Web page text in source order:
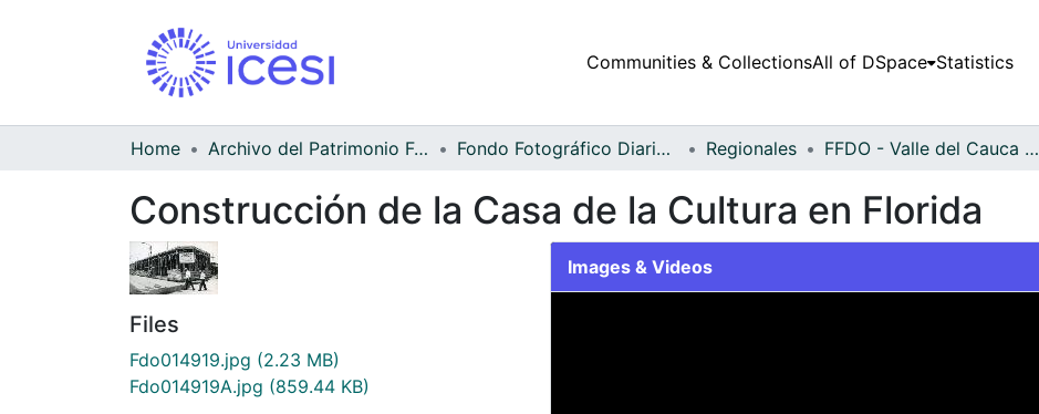
Communities & CollectionsAll of DSpace Statistics
Home Archivo del Patrimonio Fotográfico y Fílmico del Valle del Cauca Fondo Fotográfico Diario Occidente Regionales FFDO - Valle del Cauca - Patrimonial
Construcción de la Casa de la Cultura en Florida
Files
Fdo014919.jpg (2.23 MB)
Fdo014919A.jpg (859.44 KB)
Images & Videos